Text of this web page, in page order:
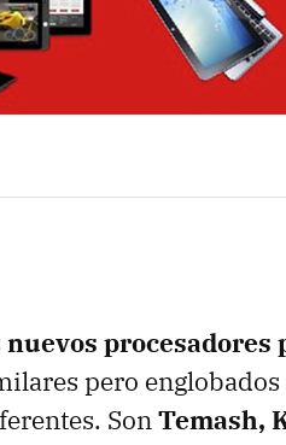
nuevos procesadores
pero
SonTemash,